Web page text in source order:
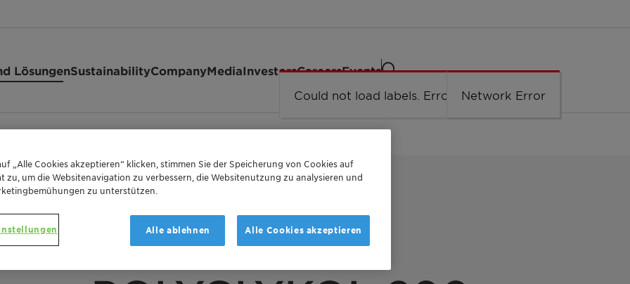
LösungenSustainabilityCompanyMediaInvestorsCareersEvents
„Alle Cookies akzeptieren“ klicken, stimmen Sie der Speicherung von Cookies auf
zu, um die Websitenavigation zu verbessern, die Websitenutzung zu analysieren und
zu unterstützen.
Alle ablehnen Alle Cookies akzeptieren
Could not load labels. Error: Network Error.
Network Error